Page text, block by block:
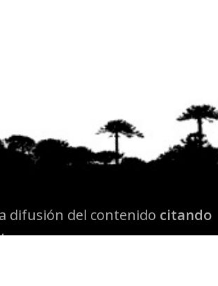
difusión del contenido citando
www.mapuexpress.org